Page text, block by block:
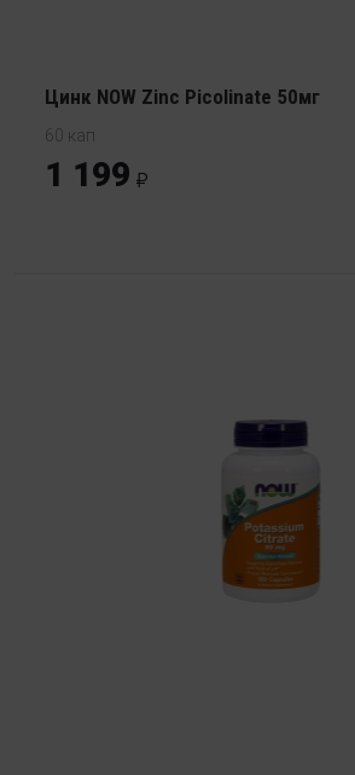
Цинк NOW Zinc Picolinate 50мг
60 кап
1 199